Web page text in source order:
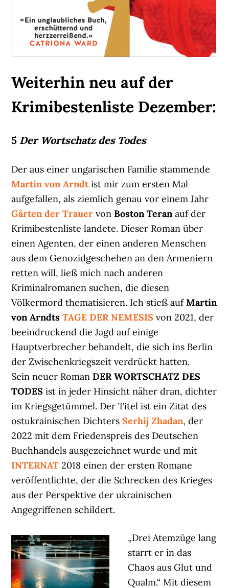
Weiterhin neu auf der
Krimibestenliste Dezember:
5 Der Wortschatz des Todes
Der aus einer ungarischen Familie stammende
Martin von Arndtist mir zum ersten Mal
aufgefallen, als ziemlich genau vor einem Jahr
Gärten der Trauer vonBoston Teranauf der
Krimibestenliste landete. Dieser Roman über
einen Agenten, der einen anderen Menschen
aus dem Genozidgeschehen an den Armeniern
retten will, ließ mich nach anderen
Kriminalromanen suchen, die diesen
Völkermord thematisieren. Ich stieß aufMartin
von Arndts TAGE DER NEMESIS von 2021, der
beeindruckend die Jagd auf einige
Hauptverbrecher behandelt, die sich ins Berlin
der Zwischenkriegszeit verdrückt hatten.
Sein neuer RomanDER WORTSCHATZ DES
TODES ist in jeder Hinsicht näher dran, dichter
im Kriegsgetümmel. Der Titel ist ein Zitat des
ostukrainischen DichtersSerhij Zhadan, der
2022 mit dem Friedenspreis des Deutschen
Buchhandels ausgezeichnet wurde und mit
INTERNAT 2018 einen der ersten Romane
veröffentlichte, der die Schrecken des Krieges
aus der Perspektive der ukrainischen
Angegriffenen schildert.
„Drei Atemzüge lang
starrt er in das
Chaos aus Glut und
Qualm.“ Mit diesem